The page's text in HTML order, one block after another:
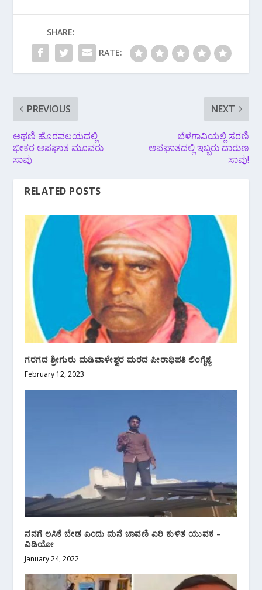
SHARE:
RATE:
PREVIOUS
ಅಥಣಿ ಹೊರವಲಯದಲ್ಲಿ
ಭೀಕರ ಅಪಘಾತ ಮೂವರು
ಸಾವು
NEXT
ಬೆಳಗಾವಿಯಲ್ಲಿ ಸರಣಿ
ಅಪಘಾತದಲ್ಲಿ ಇಬ್ಬರು ದಾರುಣ
ಸಾವು!
RELATED POSTS
ಗರಗದ ಶ್ರೀಗುರು ಮಡಿವಾಳೇಶ್ವರ ಮಠದ ಪೀಠಾಧಿಪತಿ ಲಿಂಗೈಕ್ಯ
February 12, 2023
ನನಗೆ ಲಸಿಕೆ ಬೇಡ ಎಂದು ಮನೆ ಚಾವಣಿ ಏರಿ ಕುಳಿತ ಯುವಕ –
ವಿಡಿಯೋ
January 24, 2022